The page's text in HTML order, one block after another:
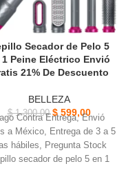
Secador de Pelo 5
1 Peine Eléctrico Envió
21% De Descuento
BELLEZA
$1.300,00 $599,00
Contra Entrega, Envió
a México, Entrega de 3 a 5
hábiles, Pregunta Stock
secador de pelo 5 en 1